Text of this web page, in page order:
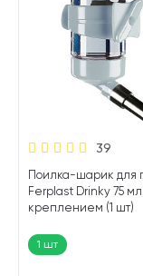
39
Поилка-шарик для
Ferplast Drinky 75
креплением (1 шт)
1 шт